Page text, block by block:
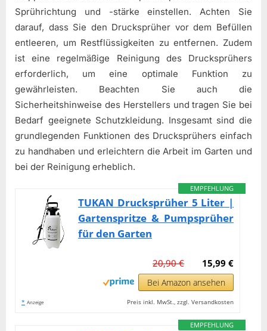
Sprührichtung und -stärke einstellen. Achten Sie
darauf, dass Sie den Drucksprüher vor dem Befüllen
entleeren, um Restflüssigkeiten zu entfernen. Zudem
ist eine regelmäßige Reinigung des Drucksprühers
erforderlich, um eine optimale Funktion zu
gewährleisten. Beachten Sie auch die
Sicherheitshinweise des Herstellers und tragen Sie bei
Bedarf geeignete Schutzkleidung. Insgesamt sind die
grundlegenden Funktionen des Drucksprühers einfach
zu handhaben und erleichtern die Arbeit im Garten und
bei der Reinigung erheblich.
EMPFEHLUNG
TUKAN Drucksprüher 5 Liter |
Gartenspritze & Pumpsprüher
für den Garten
15,99 €
20,90 €
Bei Amazon ansehen
* Anzeige Preis inkl. MwSt., zzgl. Versandkosten
EMPFEHLUNG